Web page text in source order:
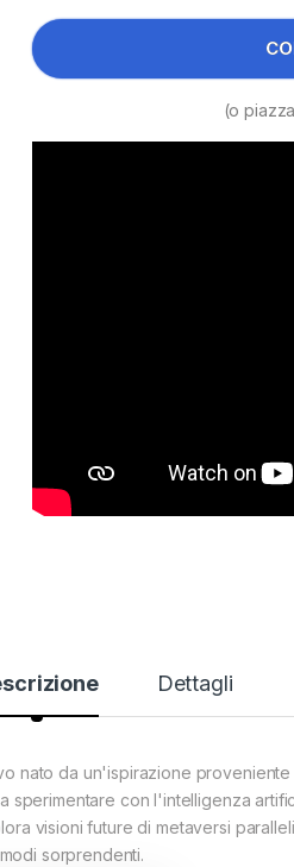
(o
Dettagli
nato da un'ispirazione proveniente
sperimentare con l'intelligenza
visioni future di metaversi
sorprendenti.